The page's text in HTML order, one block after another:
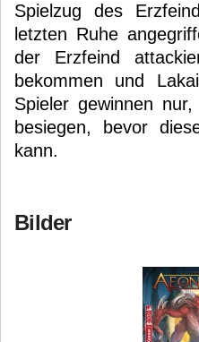
Spielzug des
letzten Ruhe
der Erzfeind
bekommen und
Spieler gewinnen
besiegen, bevor
kann.
Bilder